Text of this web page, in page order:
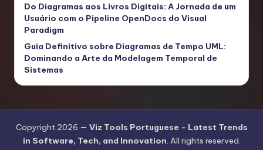
Do Diagramas aos Livros Digitais: A Jornada de um
Usuário com o Pipeline OpenDocs do Visual
Paradigm
Guia Definitivo sobre Diagramas de Tempo UML:
Dominando a Arte da Modelagem Temporal de
Sistemas
Copyright 2026 — Viz Tools Portuguese - Latest Trends
in Software, Tech, and Innovation. All rights reserved.